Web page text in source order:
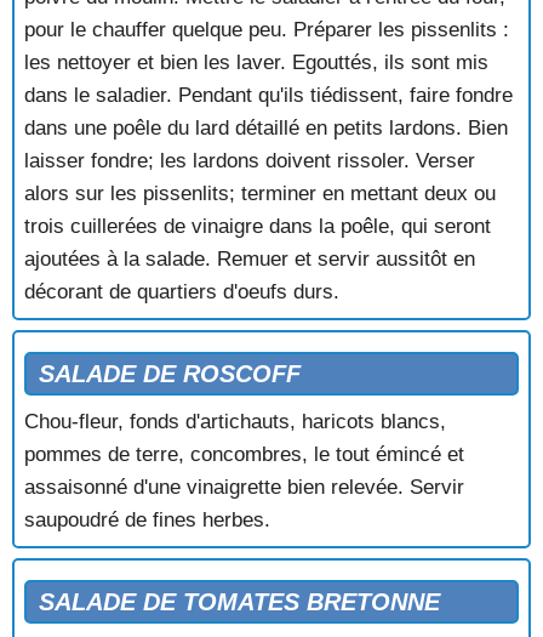
pour le chauffer quelque peu. Préparer les pissenlits :
les nettoyer et bien les laver. Egouttés, ils sont mis
dans le saladier. Pendant qu'ils tiédissent, faire fondre
dans une poêle du lard détaillé en petits lardons. Bien
laisser fondre; les lardons doivent rissoler. Verser
alors sur les pissenlits; terminer en mettant deux ou
trois cuillerées de vinaigre dans la poêle, qui seront
ajoutées à la salade. Remuer et servir aussitôt en
décorant de quartiers d'oeufs durs.
SALADE DE ROSCOFF
Chou-fleur, fonds d'artichauts, haricots blancs,
pommes de terre, concombres, le tout émincé et
assaisonné d'une vinaigrette bien relevée. Servir
saupoudré de fines herbes.
SALADE DE TOMATES BRETONNE